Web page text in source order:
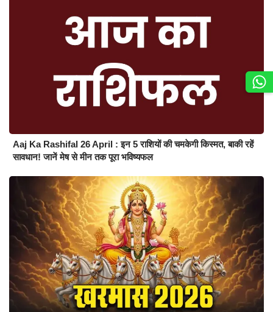
Aaj Ka Rashifal 26 April : इन 5 राशियों की चमकेगी किस्मत, बाकी रहें
सावधान! जानें मेष से मीन तक पूरा भविष्यफल